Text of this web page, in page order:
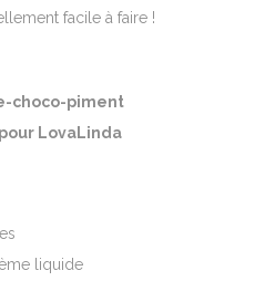
facile à faire !
liquide